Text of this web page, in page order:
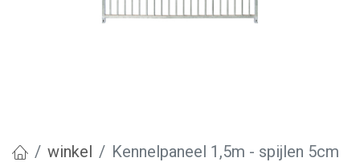
winkel Kennelpaneel 1,5m - spijlen 5cm